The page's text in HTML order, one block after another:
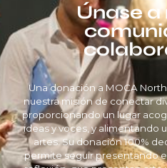
Únase a
Una donación a MOCA
nuestra misión de conectar
proporcionando un lugar
ideas y voces, y alimentando
artes. Su donación 100%
permite seguir presentando